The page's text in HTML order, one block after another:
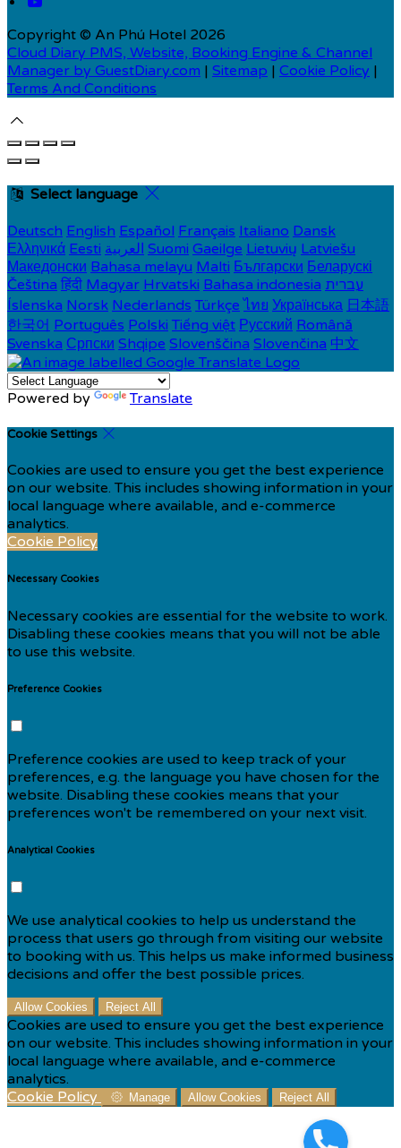
Copyright © An Phú Hotel 2026
Cloud Diary PMS, Website, Booking Engine & Channel
Manager by GuestDiary.com | Sitemap | Cookie Policy |
Terms And Conditions
Select language
Deutsch English Español Français Italiano Dansk
Ελληνικά Eesti العربية Suomi Gaeilge Lietuvių Latviešu
Македонски Bahasa melayu Malti Български Беларускі
Čeština हिंदी Magyar Hrvatski Bahasa indonesia עברית
Íslenska Norsk Nederlands Türkçe ไทย Українська 日本語
한국어 Português Polski Tiếng việt Русский Română
Svenska Српски Shqipe Slovenščina Slovenčina 中文
Powered by Translate
Cookie Settings
Cookies are used to ensure you get the best experience
on our website. This includes showing information in your
local language where available, and e-commerce
analytics.
Cookie Policy
Necessary Cookies
Necessary cookies are essential for the website to work.
Disabling these cookies means that you will not be able
to use this website.
Preference Cookies
Preference cookies are used to keep track of your
preferences, e.g. the language you have chosen for the
website. Disabling these cookies means that your
preferences won't be remembered on your next visit.
Analytical Cookies
We use analytical cookies to help us understand the
process that users go through from visiting our website
to booking with us. This helps us make informed business
decisions and offer the best possible prices.
Allow Cookies Reject All
Cookies are used to ensure you get the best experience
on our website. This includes showing information in your
local language where available, and e-commerce
analytics.
Cookie Policy
Manage Allow Cookies Reject All